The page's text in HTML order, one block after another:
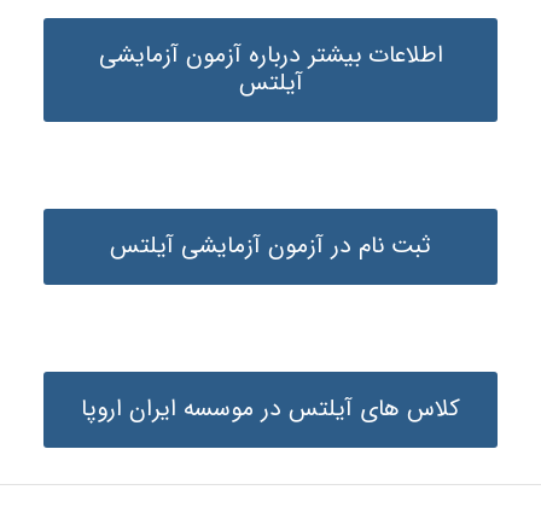
اطلاعات بیشتر درباره آزمون آزمایشی
آیلتس
ثبت نام در آزمون آزمایشی آیلتس
کلاس های آیلتس در موسسه ایران اروپا